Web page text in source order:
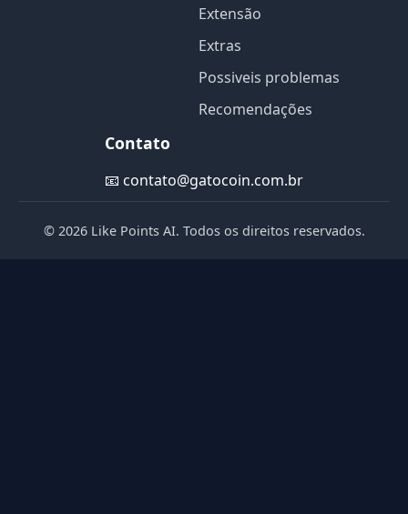
Extensão
Extras
Possiveis problemas
Recomendações
Contato
📧 contato@gatocoin.com.br
© 2026 Like Points AI. Todos os direitos reservados.